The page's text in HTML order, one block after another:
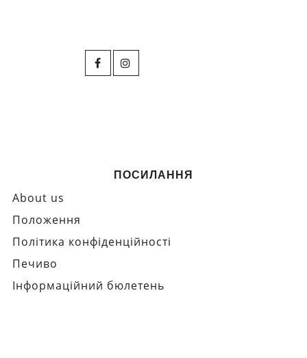
ПОСИЛАННЯ
About us
Положення
Політика конфіденційності
Печиво
Інформаційний бюлетень